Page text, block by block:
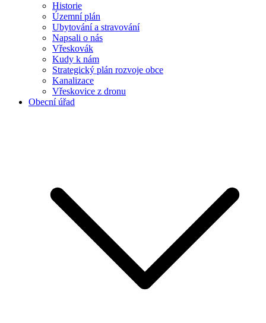
Historie
Územní plán
Ubytování a stravování
Napsali o nás
Vřeskovák
Kudy k nám
Strategický plán rozvoje obce
Kanalizace
Vřeskovice z dronu
Obecní úřad